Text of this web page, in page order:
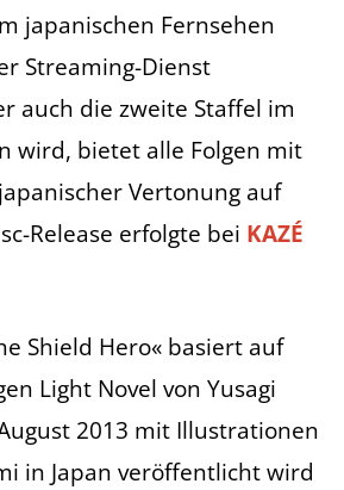
japanischen Fernsehen
Streaming-Dienst
auch die zweite Staffel im
wird, bietet alle Folgen mit
Vertonung auf
Release erfolgte bei KAZÉ
Shield Hero« basiert auf
Light Novel von Yusagi
2013 mit Illustrationen
in Japan veröffentlicht wird